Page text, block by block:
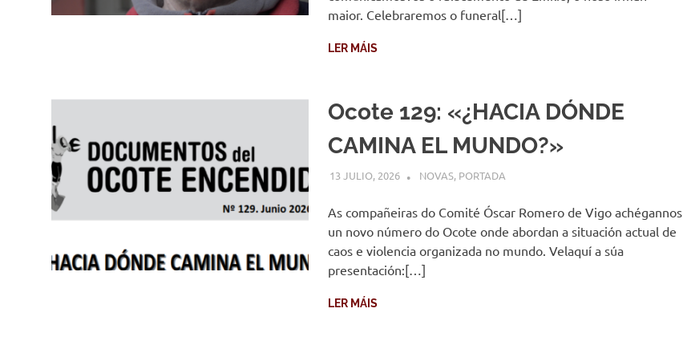
maior. Celebraremos o funeral[…]
LER MÁIS
Ocote 129: «¿HACIA DÓNDE
CAMINA EL MUNDO?»
13 JULIO, 2026 COMUNIDADE
NOVAS, PORTADA
As compañeiras do Comité Óscar Romero de Vigo achégannos
un novo número do Ocote onde abordan a situación actual de
caos e violencia organizada no mundo. Velaquí a súa
presentación:[…]
LER MÁIS